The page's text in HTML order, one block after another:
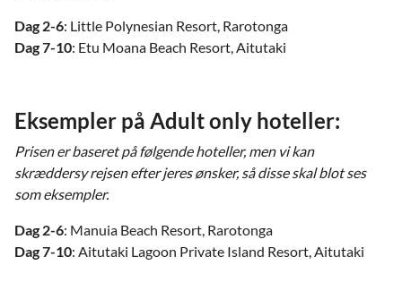
Dag 2-6: Little Polynesian Resort, Rarotonga
Dag 7-10: Etu Moana Beach Resort, Aitutaki
Eksempler på Adult only hoteller:
Prisen er baseret på følgende hoteller, men vi kan
skræddersy rejsen efter jeres ønsker, så disse skal blot ses
som eksempler.
Dag 2-6: Manuia Beach Resort, Rarotonga
Dag 7-10: Aitutaki Lagoon Private Island Resort, Aitutaki